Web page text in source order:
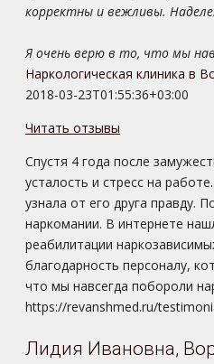
корректны и вежливы.
Я очень верю в то, что мы
Наркологическая клиника в
2018-03-23T01:55:36+03:00
Читать отзывы
Спустя 4 года после
усталость и стресс на
узнала от его друга правду.
наркомании. В интернете
реабилитации
благодарность персоналу,
что мы навсегда побороли
https://revanshmed.ru/
Лидия Ивановна,